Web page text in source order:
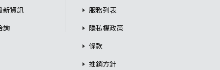
新資訊
詢
服務列表
隱私權政策
條款
推銷方針